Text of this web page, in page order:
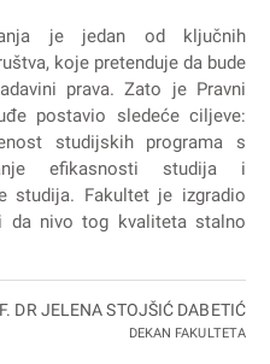
je jedan od ključnih
koje pretenduje da bude
prava. Zato je Pravni
postavio sledeće ciljeve:
studijskih programa s
efikasnosti studija i
studija. Fakultet je izgradio
da nivo tog kvaliteta stalno
DR JELENA STOJŠIĆ DABETIĆ
DEKAN FAKULTETA